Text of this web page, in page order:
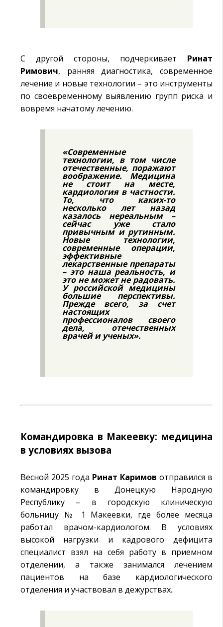
С другой стороны, подчеркивает Ринат
Римович, ранняя диагностика, современное
лечение и новые технологии – это инструменты
по своевременному выявлению групп риска и
вовремя начатому лечению.
«Современные
технологии, в том числе
отечественные, поражают
воображение. Медицина
не стоит на месте,
кардиология в частности.
То, что каких-то
несколько лет назад
казалось нереальным –
сейчас уже стало
привычным и рутинным.
Новые технологии,
современные операции,
эффективные
лекарственные препараты
– это наша реальность, и
это не может не радовать.
У российской медицины
большие перспективы.
Прежде всего, за счет
настоящих
профессионалов своего
дела, отечественных
врачей и ученых».
Командировка в Макеевку: медицина
в условиях вызова
Весной 2025 года Ринат Каримов отправился в
командировку в Донецкую Народную
Республику – в городскую клиническую
больницу № 1 Макеевки, где более месяца
работал врачом-кардиологом. В условиях
высокой нагрузки и кадрового дефицита
специалист взял на себя работу в приемном
отделении, а также занимался лечением
пациентов на базе кардиологического
отделения и участвовал в дежурствах.